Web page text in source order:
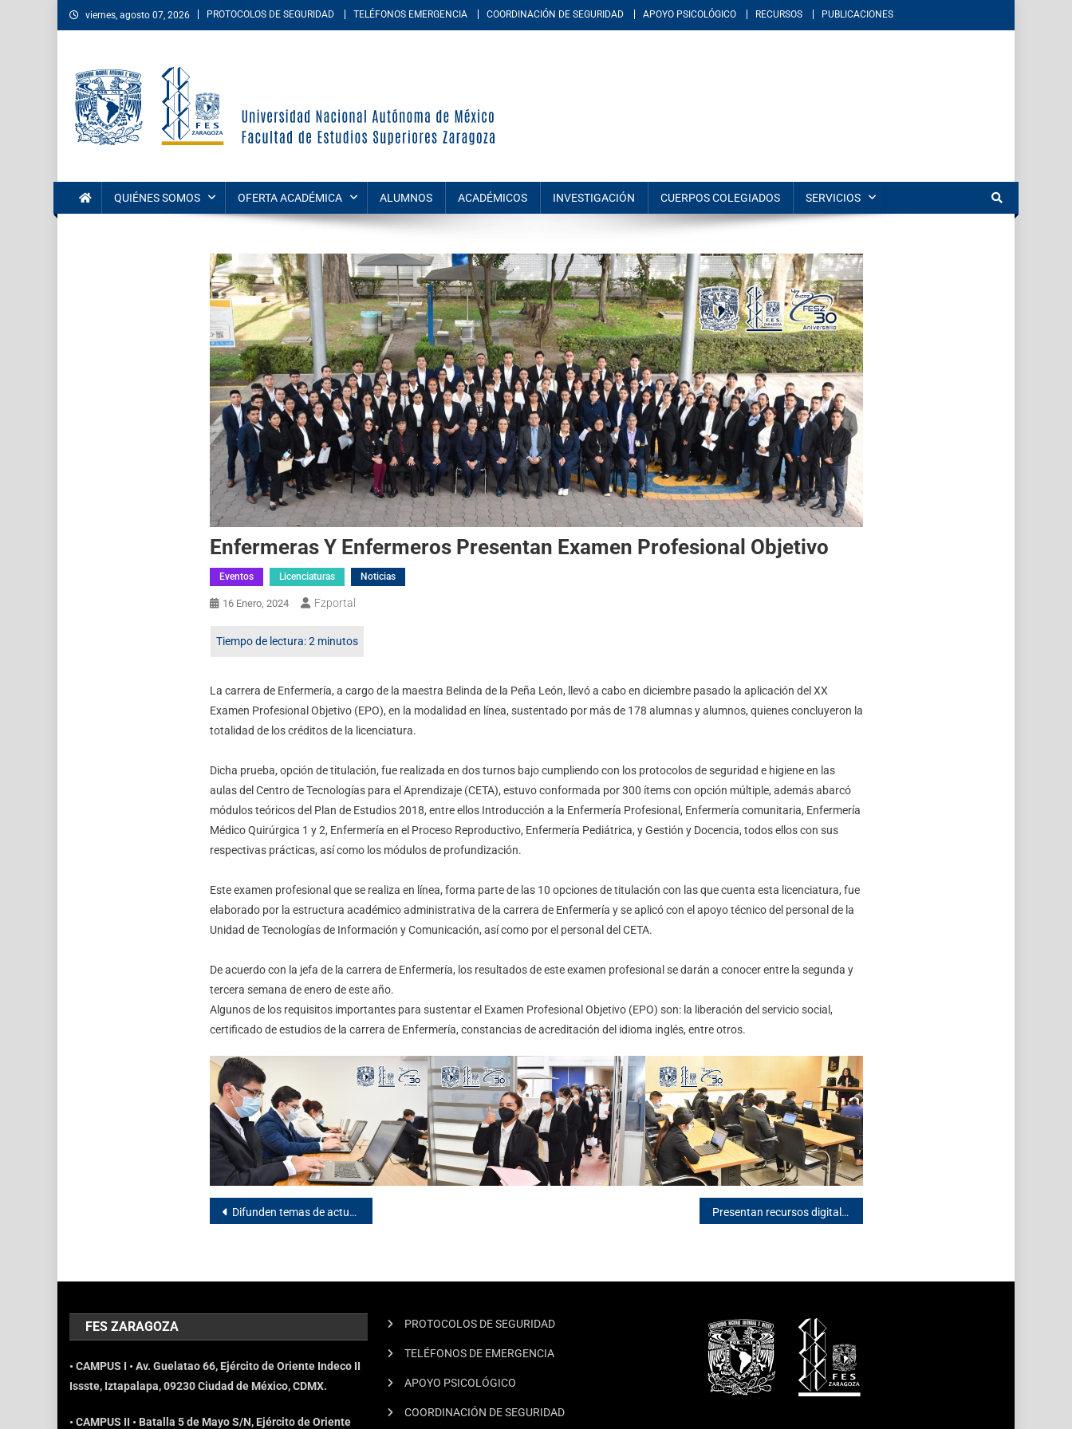
viernes, agosto 07, 2026 PROTOCOLOS DE SEGURIDAD TELÉFONOS EMERGENCIA COORDINACIÓN DE SEGURIDAD APOYO PSICOLÓGICO RECURSOS PUBLICACIONES
las áreas de las ciencias de la salud, sociales, del comportamiento, químico-biológicas, y de las ingenierías.
QUIÉNES SOMOS
OFERTA ACADÉMICA ALUMNOS ACADÉMICOS INVESTIGACIÓN CUERPOS COLEGIADOS SERVICIOS
Enfermeras Y Enfermeros Presentan Examen Profesional Objetivo
Eventos Licenciaturas Noticias
16 Enero, 2024 Fzportal
La carrera de Enfermería, a cargo de la maestra Belinda de la Peña León, llevó a cabo en diciembre pasado la aplicación del XX
Examen Profesional Objetivo (EPO), en la modalidad en línea, sustentado por más de 178 alumnas y alumnos, quienes concluyeron la
totalidad de los créditos de la licenciatura.
Dicha prueba, opción de titulación, fue realizada en dos turnos bajo cumpliendo con los protocolos de seguridad e higiene en las
aulas del Centro de Tecnologías para el Aprendizaje (CETA), estuvo conformada por 300 ítems con opción múltiple, además abarcó
módulos teóricos del Plan de Estudios 2018, entre ellos Introducción a la Enfermería Profesional, Enfermería comunitaria, Enfermería
Médico Quirúrgica 1 y 2, Enfermería en el Proceso Reproductivo, Enfermería Pediátrica, y Gestión y Docencia, todos ellos con sus
respectivas prácticas, así como los módulos de profundización.
Este examen profesional que se realiza en línea, forma parte de las 10 opciones de titulación con las que cuenta esta licenciatura, fue
elaborado por la estructura académico administrativa de la carrera de Enfermería y se aplicó con el apoyo técnico del personal de la
Unidad de Tecnologías de Información y Comunicación, así como por el personal del CETA.
De acuerdo con la jefa de la carrera de Enfermería, los resultados de este examen profesional se darán a conocer entre la segunda y
tercera semana de enero de este año.
Algunos de los requisitos importantes para sustentar el Examen Profesional Objetivo (EPO) son: la liberación del servicio social,
certificado de estudios de la carrera de Enfermería, constancias de acreditación del idioma inglés, entre otros.
Difunden temas de actualidad en psicología Presentan recursos digitales para fortalecer la enseñanza
FES ZARAGOZA
• CAMPUS I • Av. Guelatao 66, Ejército de Oriente Indeco II
Issste, Iztapalapa, 09230 Ciudad de México, CDMX.
• CAMPUS II • Batalla 5 de Mayo S/N, Ejército de Oriente
PROTOCOLOS DE SEGURIDAD
TELÉFONOS DE EMERGENCIA
APOYO PSICOLÓGICO
COORDINACIÓN DE SEGURIDAD